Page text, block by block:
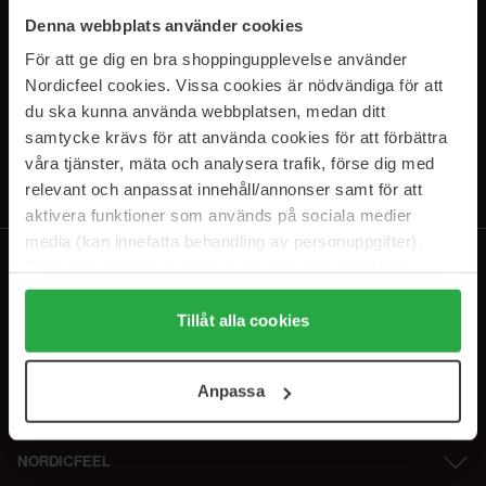
Denna webbplats använder cookies
För att ge dig en bra shoppingupplevelse använder
Nordicfeel cookies. Vissa cookies är nödvändiga för att
du ska kunna använda webbplatsen, medan ditt
samtycke krävs för att använda cookies för att förbättra
våra tjänster, mäta och analysera trafik, förse dig med
relevant och anpassat innehåll/annonser samt för att
aktivera funktioner som används på sociala medier
media (kan innefatta behandling av personuppgifter).
Genom att trycka på "Tillåt alla cookies" accepterar du
alla cookies, medan du under "Detaljer" kan anpassa
användningen av cookies. Du kan när som helst återkalla
samt vår Integritetspolicy.
Tillåt alla cookies
Anpassa
SUBSCRIBE TO OUR
NEWSLETTER
Ved å abonnere godtar du vårpersonvernerklæring. Du kan melde deg
av når som helst.
NORDICFEEL